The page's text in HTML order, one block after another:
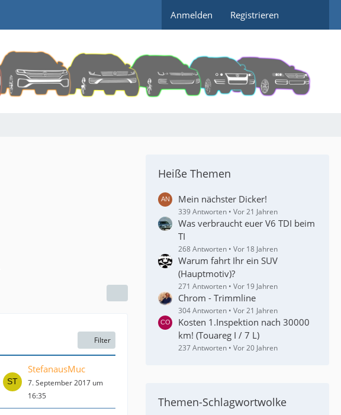
Anmelden Registrieren
Filter
StefanausMuc
7. September 2017 um
16:35
Heiße Themen
Mein nächster Dicker!
339 Antworten Vor 21 Jahren
Was verbraucht euer V6 TDI beim
TI
268 Antworten Vor 18 Jahren
Warum fahrt Ihr ein SUV
(Hauptmotiv)?
271 Antworten Vor 19 Jahren
Chrom - Trimmline
304 Antworten Vor 21 Jahren
Kosten 1.Inspektion nach 30000
km! (Touareg I / 7 L)
237 Antworten Vor 20 Jahren
Themen-Schlagwortwolke